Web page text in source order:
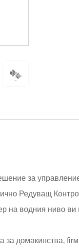
за
Редуващ
на водния ниво
домакинства,